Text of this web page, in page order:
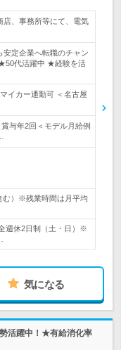
店、事務所等にて、電気
安定企業へ転職のチャン
代活躍中 ★経験を活
イカー通勤可 ＜名古屋
与年2回＜モデル月給例
む）※残業時間は月平均
週休2日制（土・日）※
気になる
活躍中！★有給消化率